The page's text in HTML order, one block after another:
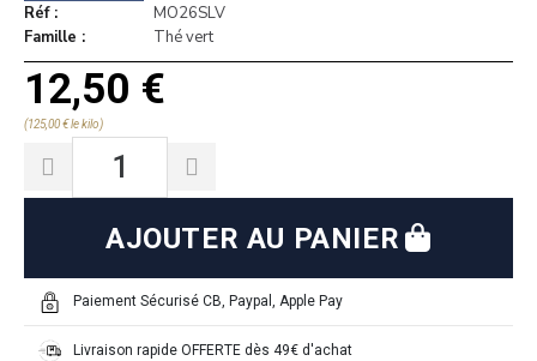
Réf
MO26SLV
Famille
Thé vert
12,50 €
(125,00 € le kilo)
AJOUTER AU PANIER
Paiement Sécurisé CB, Paypal, Apple Pay
Livraison rapide OFFERTE dès 49€ d'achat